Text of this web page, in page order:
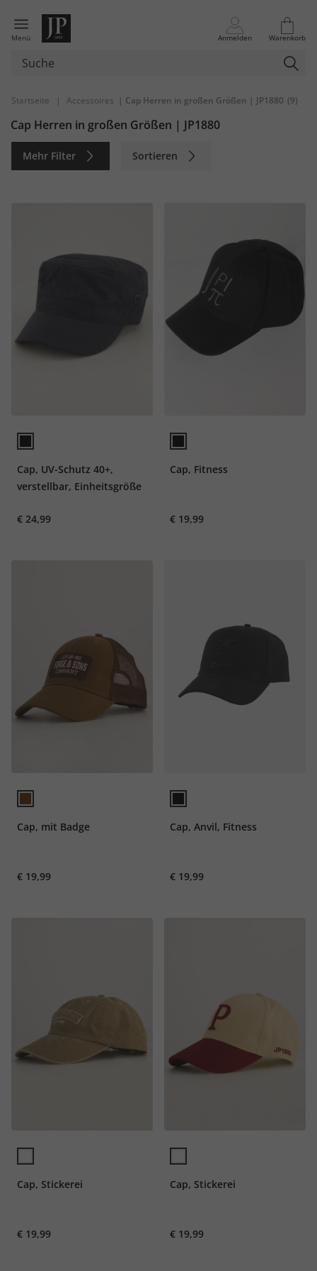
Menü Anmelden Warenkorb
Startseite | Accessoires | Cap Herren in großen Größen | JP1880 (9)
Cap Herren in großen Größen | JP1880
Mehr Filter Sortieren
Cap, UV-Schutz 40+,
verstellbar, Einheitsgröße
€ 24,99
Cap, Fitness
€ 19,99
Cap, mit Badge
€ 19,99
Cap, Anvil, Fitness
€ 19,99
Cap, Stickerei
€ 19,99
Cap, Stickerei
€ 19,99